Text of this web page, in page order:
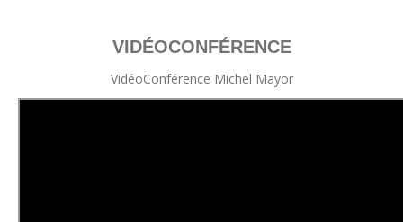
VIDÉOCONFÉRENCE
VidéoConférence Michel Mayor